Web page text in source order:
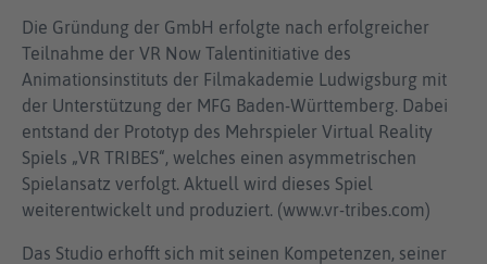
Die Gründung der GmbH erfolgte nach erfolgreicher
Teilnahme der VR Now Talentinitiative des
Animationsinstituts der Filmakademie Ludwigsburg mit
der Unterstützung der MFG Baden-Württemberg. Dabei
entstand der Prototyp des Mehrspieler Virtual Reality
Spiels „VR TRIBES“, welches einen asymmetrischen
Spielansatz verfolgt. Aktuell wird dieses Spiel
weiterentwickelt und produziert. (www.vr-tribes.com)
Das Studio erhofft sich mit seinen Kompetenzen, seiner